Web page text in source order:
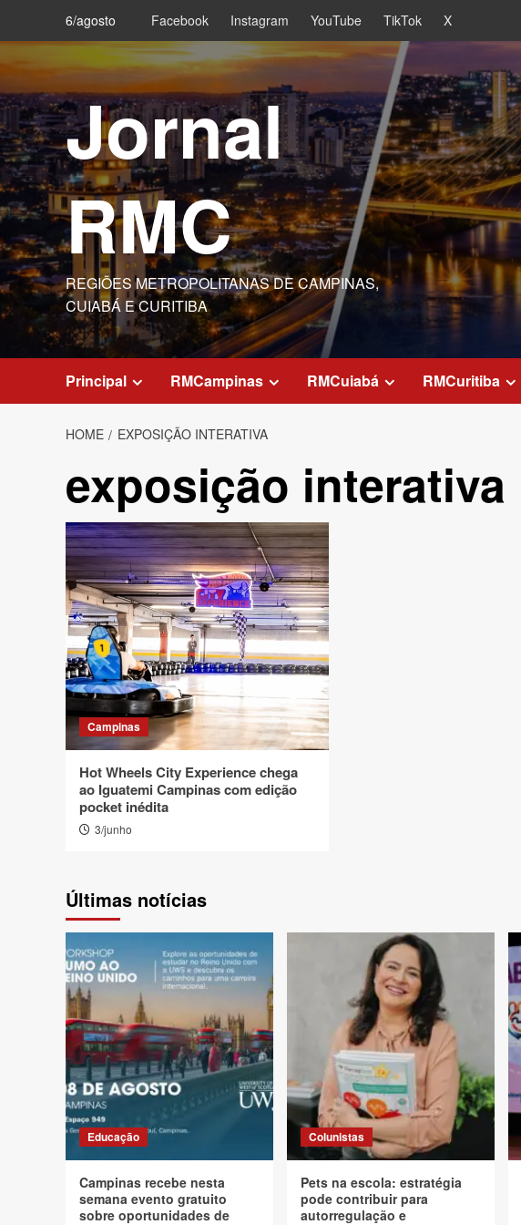
content
6/agosto Facebook Instagram YouTube TikTok X
Jornal
RMC
REGIÕES METROPOLITANAS DE CAMPINAS,
CUIABÁ E CURITIBA
Principal RMCampinas RMCuiabá RMCuritiba
HOME EXPOSIÇÃO INTERATIVA
exposição interativa
Campinas
Hot Wheels City Experience chega
ao Iguatemi Campinas com edição
pocket inédita
3/junho
Últimas notícias
Educação
Campinas recebe nesta
semana evento gratuito
sobre oportunidades de
Colunistas
Pets na escola: estratégia
pode contribuir para
autorregulação e